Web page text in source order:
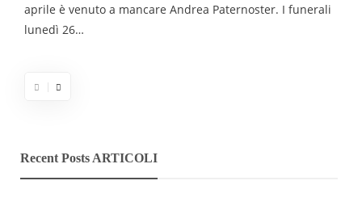
aprile è venuto a mancare Andrea Paternoster. I funerali
lunedì 26…
Recent Posts ARTICOLI